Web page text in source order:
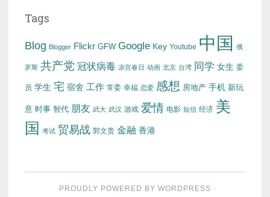
Tags
Blog Blogger Flickr GFW Google Key Youtube 中国 俄
罗斯 共产党 冠状病毒 凉宫春日 动画 北京 台湾 同学 女生 委
员 学生 宅 宿舍 工作 常委 幸福 恋爱 感想 房地产 手机 新玩
意 时事 智代 朋友 武大 武汉 游戏 爱情 电影 短信 经济 美
国
考试 贸易战 郭文贵 金融 香港
PROUDLY POWERED BY WORDPRESS